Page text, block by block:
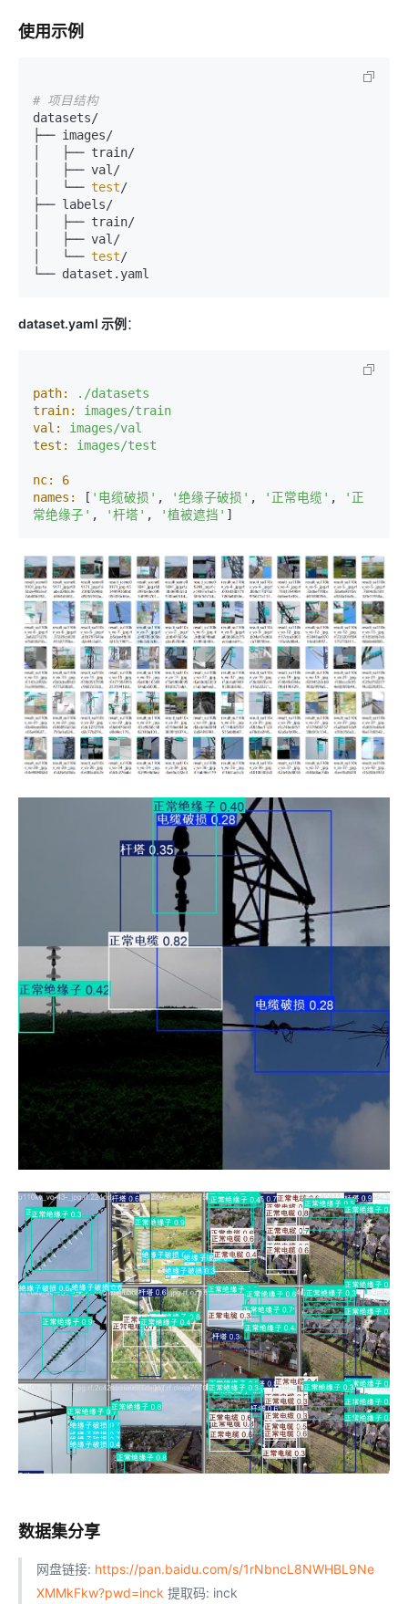
使用示例
# 项目结构
datasets/
├── images/
│   ├── train/
│   ├── val/
│   └── test/
├── labels/
│   ├── train/
│   ├── val/
│   └── test/
dataset.yaml 示例 ：
path:
./datasets
train:
images/train
val:
images/val
test:
images/test
nc:
6
names:
[ '电缆破损' , '绝缘子破损' , '正常电缆' ,
'正
常绝缘子' , '杆塔' , '植被遮挡'
数据集分享
网盘链接: https://pan.baidu.com/s/1rNbncL8NWHBL9Ne
XMMkFkw?pwd=inck 提取码: inck